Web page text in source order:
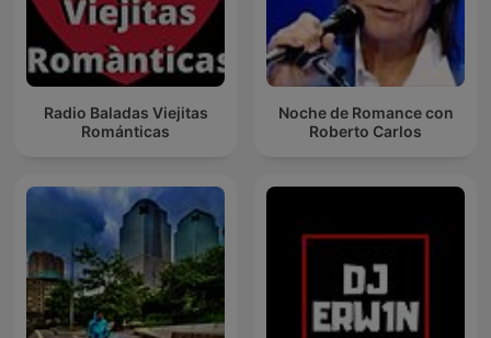
Radio Baladas Viejitas
Románticas
Noche de Romance con
Roberto Carlos